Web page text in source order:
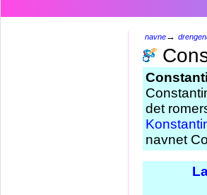
navne→
det
navnet